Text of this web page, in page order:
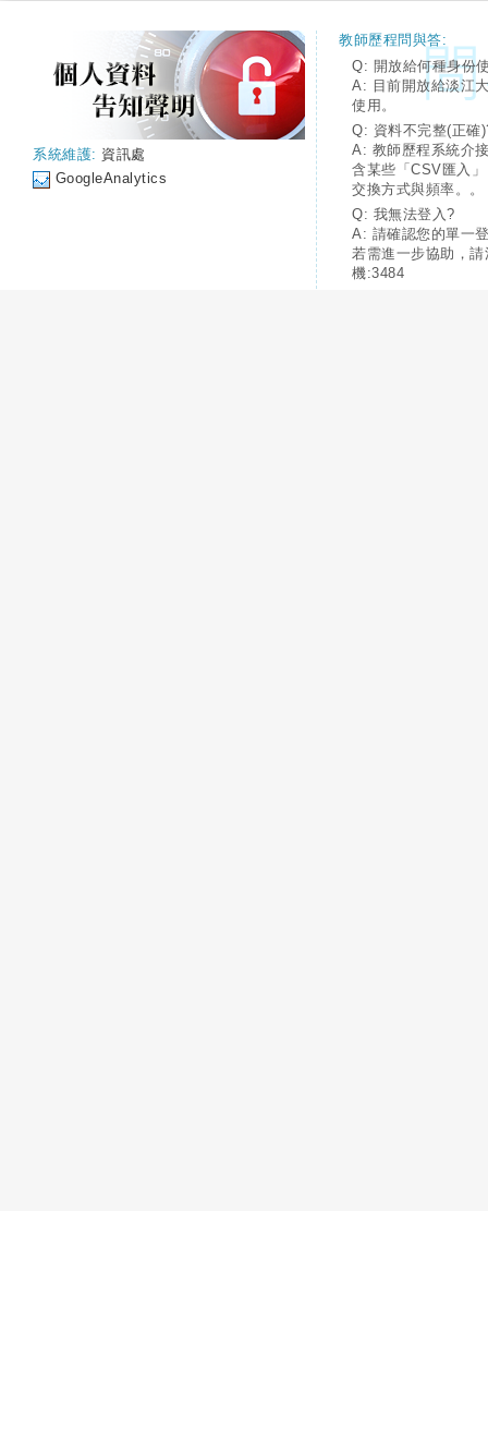
系統維護: 資訊處
GoogleAnalytics
教師歷程問與答:
Q: 開放給何種身份
A: 目前開放給淡江
使用。
Q: 資料不完整(正確
A: 教師歷程系統介
含某些「CSV匯入
交換方式與頻率。。
Q: 我無法登入?
A: 請確認您的單一
若需進一步協助，
機:3484